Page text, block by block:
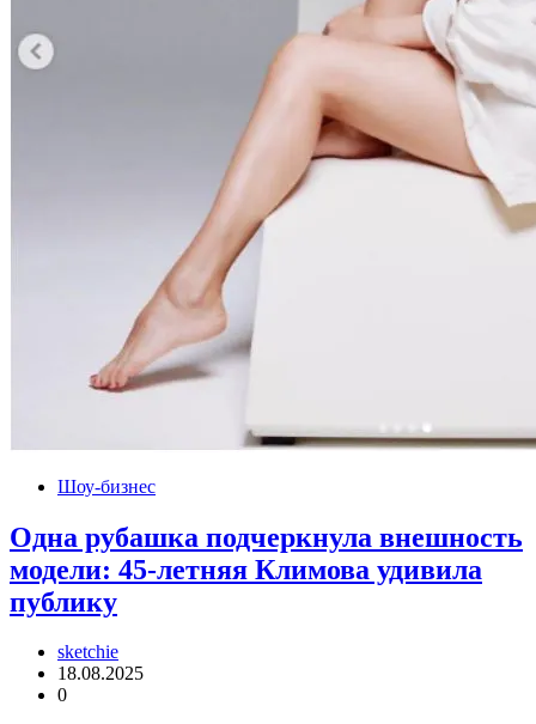
Шоу-бизнес
Одна рубашка подчеркнула внешность
модели: 45-летняя Климова удивила
публику
sketchie
18.08.2025
0